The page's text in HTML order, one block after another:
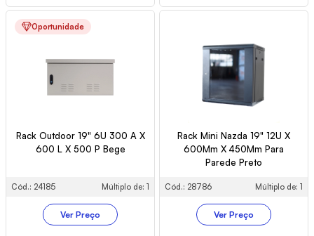
Oportunidade
Rack Outdoor 19" 6U 300 A X
600 L X 500 P Bege
Cód.: 24185 Múltiplo de: 1
Ver Preço
Rack Mini Nazda 19" 12U X
600Mm X 450Mm Para
Parede Preto
Cód.: 28786 Múltiplo de: 1
Ver Preço